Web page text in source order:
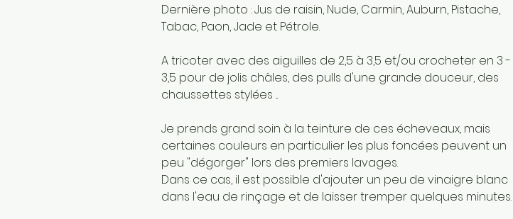
Dernière photo : Jus de raisin, Nude, Carmin, Auburn, Pistache,
Tabac, Paon, Jade et Pétrole.
A tricoter avec des aiguilles de 2,5 à 3,5 et/ou crocheter en 3 -
3,5 pour de jolis châles, des pulls d'une grande douceur, des
chaussettes stylées ...
Je prends grand soin à la teinture de ces écheveaux, mais
certaines couleurs en particulier les plus foncées peuvent un
peu "dégorger" lors des premiers lavages.
Dans ce cas, il est possible d'ajouter un peu de vinaigre blanc
dans l'eau de rinçage et de laisser tremper quelques minutes.